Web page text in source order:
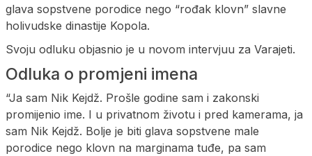
glava sopstvene porodice nego “rođak klovn” slavne
holivudske dinastije Kopola.
Svoju odluku objasnio je u novom intervjuu za Varajeti.
Odluka o promjeni imena
“Ja sam Nik Kejdž. Prošle godine sam i zakonski
promijenio ime. I u privatnom životu i pred kamerama, ja
sam Nik Kejdž. Bolje je biti glava sopstvene male
porodice nego klovn na marginama tuđe, pa sam